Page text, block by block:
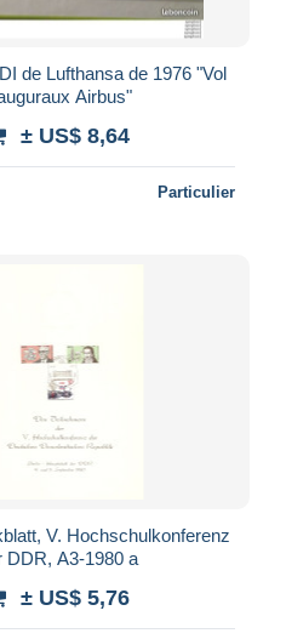
de Lufthansa de 1976 "Vol
Airbus"
± US$ 8,64
Particulier
V. Hochschulkonferenz
DDR, A3-1980 a
± US$ 5,76